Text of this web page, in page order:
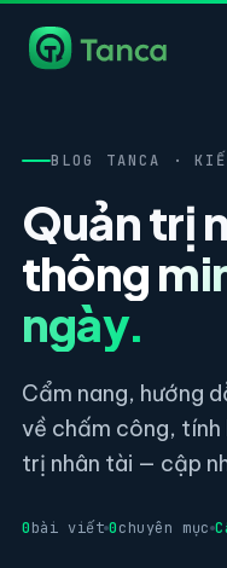
BLOG TANCA ·
Quản trị
thông
ngày.
Cẩm nang, hướng
về chấm công, tính
trị nhân tài — cập
0bài viết 0chuyên mục